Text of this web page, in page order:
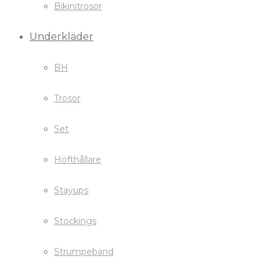
Bikinitrosor
Underkläder
BH
Trosor
Set
Höfthållare
Stayups
Stockings
Strumpeband